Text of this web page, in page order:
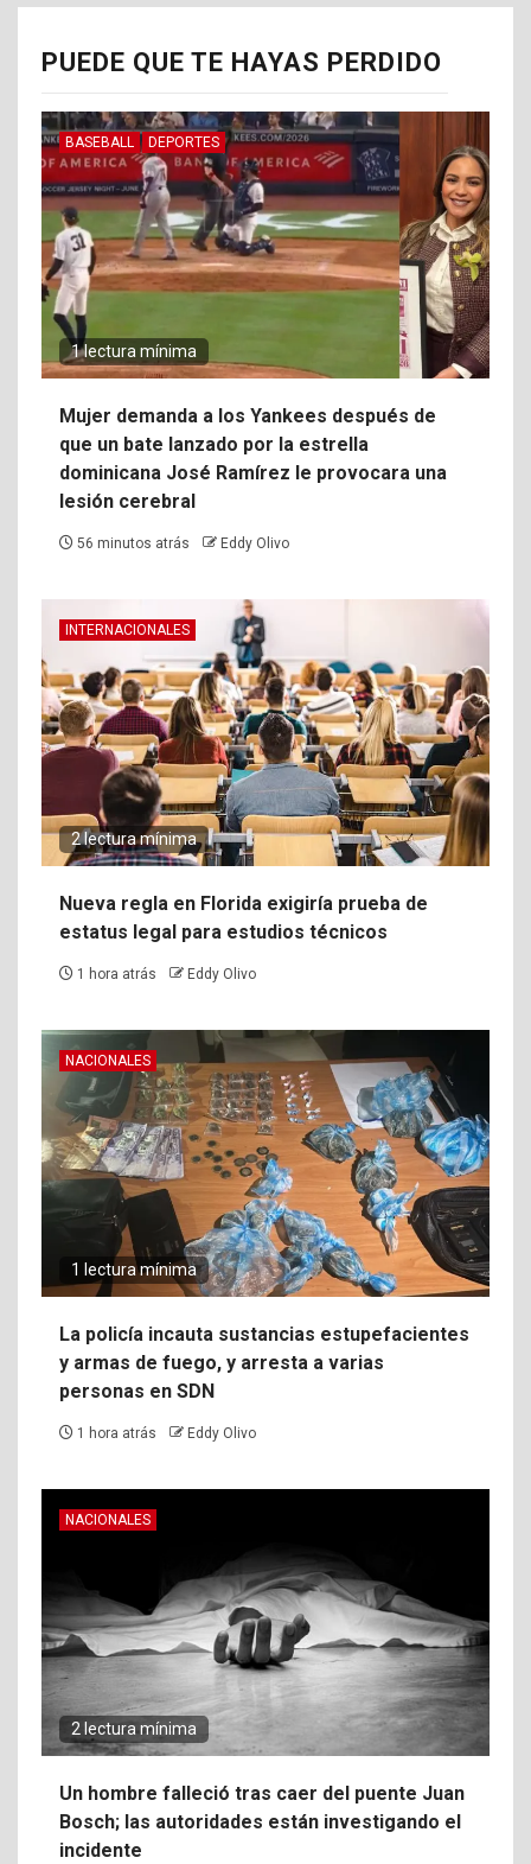
PUEDE QUE TE HAYAS PERDIDO
BASEBALL DEPORTES
1 lectura mínima
Mujer demanda a los Yankees después de
que un bate lanzado por la estrella
dominicana José Ramírez le provocara una
lesión cerebral
56 minutos atrás Eddy Olivo
INTERNACIONALES
2 lectura mínima
Nueva regla en Florida exigiría prueba de
estatus legal para estudios técnicos
1 hora atrás Eddy Olivo
NACIONALES
1 lectura mínima
La policía incauta sustancias estupefacientes
y armas de fuego, y arresta a varias
personas en SDN
1 hora atrás Eddy Olivo
NACIONALES
2 lectura mínima
Un hombre falleció tras caer del puente Juan
Bosch; las autoridades están investigando el
incidente